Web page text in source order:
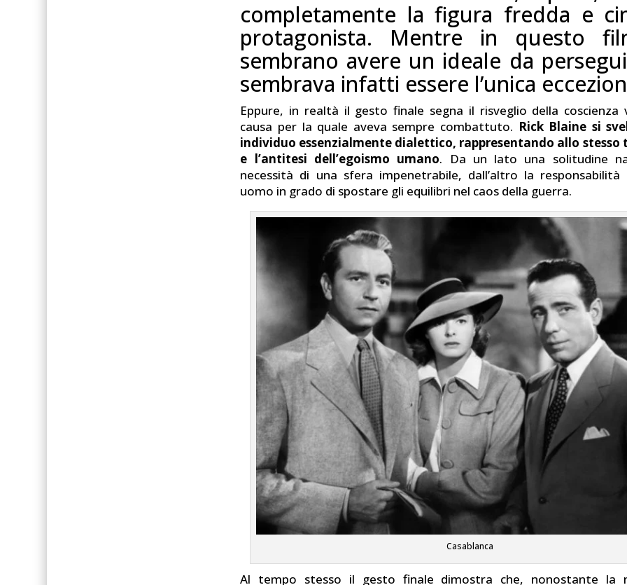
completamente la figura fredda e
protagonista. Mentre in questo
sembrano avere un ideale da
sembrava infatti essere l’unica
Eppure, in realtà il gesto finale segna il risveglio della coscienza
causa per la quale aveva sempre combattuto. Rick Blaine si
individuo essenzialmente dialettico, rappresentando allo stesso
e l’antitesi dell’egoismo umano. Da un lato una solitudine
necessità di una sfera impenetrabile, dall’altro la responsabilità
uomo in grado di spostare gli equilibri nel caos della guerra.
Casablanca
Al tempo stesso il gesto finale dimostra che, nonostante la